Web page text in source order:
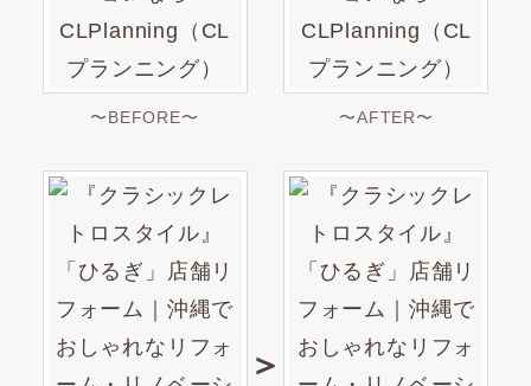
〜BEFORE〜 〜AFTER〜
＞